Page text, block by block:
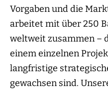
Vorgaben und die
arbeitet mit über 250
weltweit zusammen –
einem einzelnen
langfristige
gewachsen sind.